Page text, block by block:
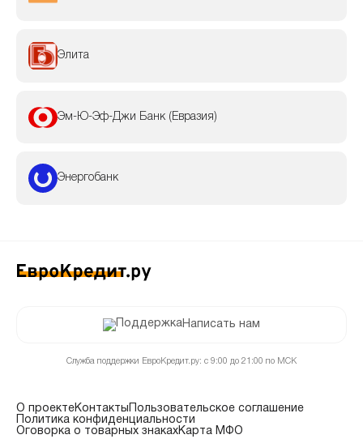
Элита
Эм-Ю-Эф-Джи Банк (Евразия)
Энергобанк
Написать нам
Служба поддержки ЕвроКредит.ру: с 9:00 до 21:00 по МСК
О проектеКонтакты
Пользовательское соглашение
Политика конфиденциальности
Оговорка о товарных знакахКарта МФО